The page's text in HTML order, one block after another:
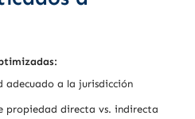
adecuado a la jurisdicción
propiedad directa vs. indirecta